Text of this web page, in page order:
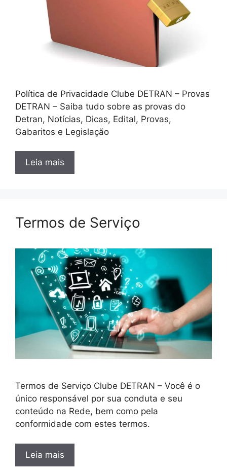
Política de Privacidade Clube DETRAN – Provas
DETRAN – Saiba tudo sobre as provas do
Detran, Notícias, Dicas, Edital, Provas,
Gabaritos e Legislação
Leia mais
Termos de Serviço
Termos de Serviço Clube DETRAN – Você é o
único responsável por sua conduta e seu
conteúdo na Rede, bem como pela
conformidade com estes termos.
Leia mais